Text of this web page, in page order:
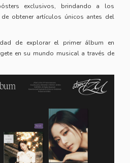
exclusivos, brindando a los
obtener artículos únicos antes del
de explorar el primer álbum en
en su mundo musical a través de